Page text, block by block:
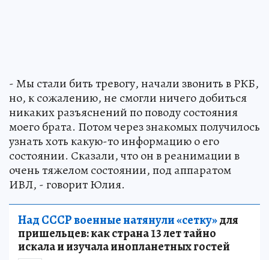
- Мы стали бить тревогу, начали звонить в РКБ,
но, к сожалению, не смогли ничего добиться
никаких разъяснений по поводу состояния
моего брата. Потом через знакомых получилось
узнать хоть какую-то информацию о его
состоянии. Сказали, что он в реанимации в
очень тяжелом состоянии, под аппаратом
ИВЛ, - говорит Юлия.
Над СССР военные натянули «сетку»для
пришельцев: как страна 13 лет тайно
искала и изучала инопланетных гостей